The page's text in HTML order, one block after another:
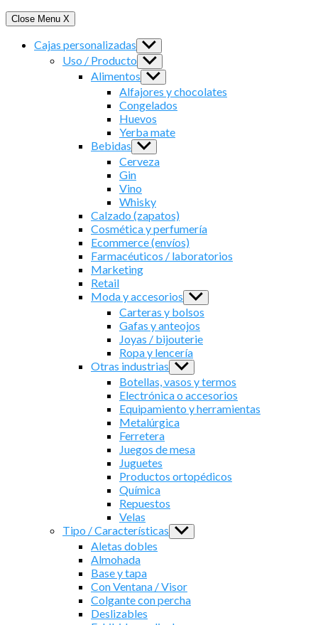
Close Menu X
Cajas personalizadas Show
sub
menu
Uso / Producto Show
sub
menu
Alimentos Show
sub
menu
Alfajores y chocolates
Congelados
Huevos
Yerba mate
Bebidas Show
sub
menu
Cerveza
Gin
Vino
Whisky
Calzado (zapatos)
Cosmética y perfumería
Ecommerce (envíos)
Farmacéuticos / laboratorios
Marketing
Retail
Moda y accesorios Show
sub
menu
Carteras y bolsos
Gafas y anteojos
Joyas / bijouterie
Ropa y lencería
Otras industrias Show
sub
menu
Botellas, vasos y termos
Electrónica o accesorios
Equipamiento y herramientas
Metalúrgica
Ferretera
Juegos de mesa
Juguetes
Productos ortopédicos
Química
Repuestos
Velas
Tipo / Características Show
sub
Aletas dobles
Almohada
Base y tapa
Con Ventana / Visor
Colgante con percha
Deslizables